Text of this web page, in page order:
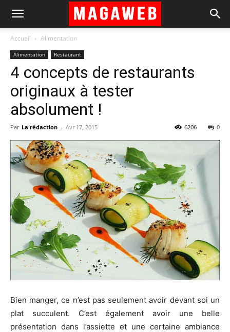
Accueil Alimentation
Alimentation Restaurant
4 concepts de restaurants
originaux à tester
absolument !
Par La rédaction - Avr 17, 2015 0
6206
Bien manger, ce n’est pas seulement avoir devant soi un
plat succulent. C’est également avoir une belle
présentation dans l’assiette et une certaine ambiance